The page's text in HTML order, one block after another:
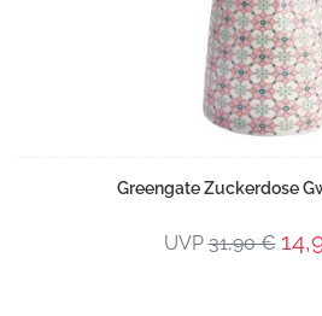
Greengate Zuckerdose
UVP31,90 €